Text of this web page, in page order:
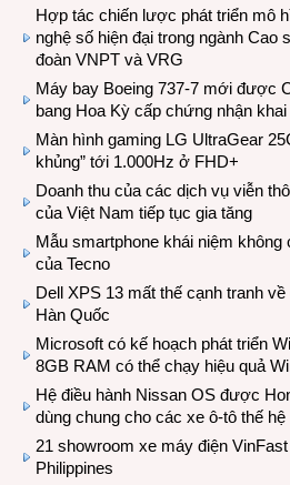
Hợp tác chiến lược phát triển mô
nghệ số hiện đại trong ngành Cao
đoàn VNPT và VRG
Máy bay Boeing 737-7 mới được
bang Hoa Kỳ cấp chứng nhận
Màn hình gaming LG UltraGear
khủng” tới 1.000Hz ở FHD+
Doanh thu của các dịch vụ viễn
của Việt Nam tiếp tục gia tăng
Mẫu smartphone khái niệm không
của Tecno
Dell XPS 13 mất thế cạnh tranh
Hàn Quốc
Microsoft có kế hoạch phát triển
8GB RAM có thể chạy hiệu quả
Hệ điều hành Nissan OS được
dùng chung cho các xe ô-tô thế
21 showroom xe máy điện
Philippines